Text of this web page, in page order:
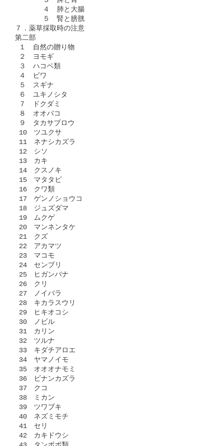
４　肺と大腸
５　腎と膀胱
７．薬草採取時の注意
第二部
１　自然の贈り物
２　ヨモギ
３　ハコベ類
４　ビワ
５　スギナ
６　ユキノシタ
７　ドクダミ
８　オオバコ
９　タカサブロウ
10　ツユクサ
11　ネナシカズラ
12　シソ
13　カキ
14　クスノキ
15　マタタビ
16　クワ類
17　ゲンノショウコ
18　ジュズダマ
19　ムクゲ
20　マンネンタケ
21　クズ
22　アカマツ
23　マコモ
24　センブリ
25　ヒガンバナ
26　クリ
27　ノイバラ
28　キカラスウリ
29　ヒキオコシ
30　ノビル
31　カリン
32　ツルナ
33　キダチアロエ
34　ヤマノイモ
35　オオオナモミ
36　ビナンカズラ
37　クコ
38　ミカン
39　ツワブキ
40　ネズミモチ
41　セリ
42　カキドウシ